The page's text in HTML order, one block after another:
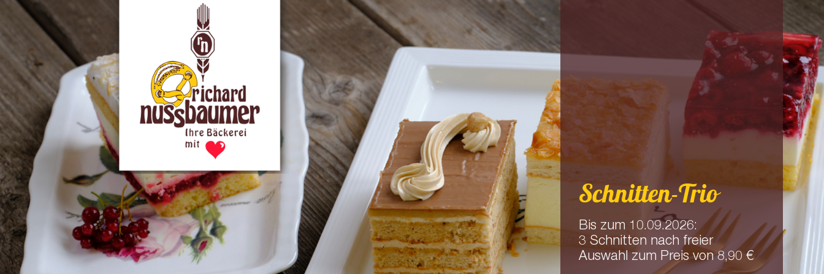
Wir backen mit
Blütenkorn
Für Mensch und Natur
„Blütenkorn“ bedeutet, dass
beim Getreideanbau ein Teil
der Fläche als Blühstreifen
eingesät wird, um u.a. Insekten